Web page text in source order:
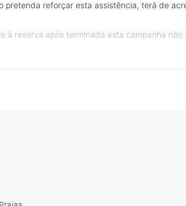
pretenda reforçar esta assistência, terá de
à reserva após terminada esta campanha não